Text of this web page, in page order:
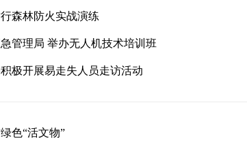
森林防火实战演练
管理局 举办无人机技术培训班
极开展易走失人员走访活动
色“活文物”